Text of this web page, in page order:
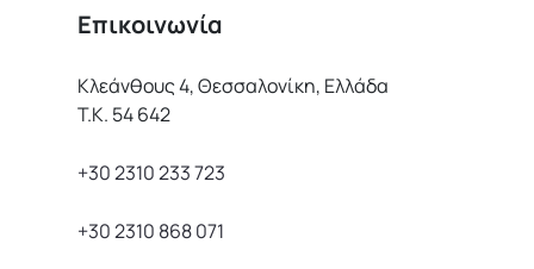
Επικοινωνία
Κλεάνθους 4, Θεσσαλονίκη, Ελλάδα
Τ.Κ. 54 642
+30 2310 233 723
+30 2310 868 071